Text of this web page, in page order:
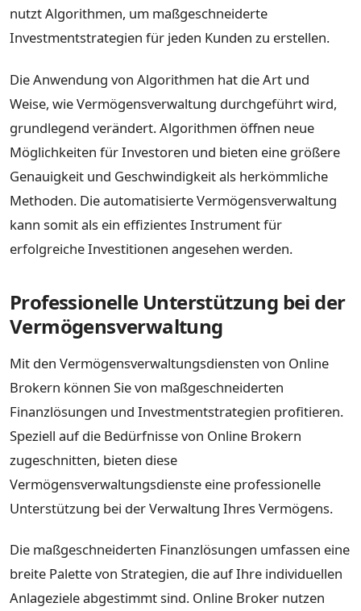
nutzt Algorithmen, um maßgeschneiderte
Investmentstrategien für jeden Kunden zu erstellen.
Die Anwendung von Algorithmen hat die Art und
Weise, wie Vermögensverwaltung durchgeführt wird,
grundlegend verändert. Algorithmen öffnen neue
Möglichkeiten für Investoren und bieten eine größere
Genauigkeit und Geschwindigkeit als herkömmliche
Methoden. Die automatisierte Vermögensverwaltung
kann somit als ein effizientes Instrument für
erfolgreiche Investitionen angesehen werden.
Professionelle Unterstützung bei der
Vermögensverwaltung
Mit den Vermögensverwaltungsdiensten von Online
Brokern können Sie von maßgeschneiderten
Finanzlösungen und Investmentstrategien profitieren.
Speziell auf die Bedürfnisse von Online Brokern
zugeschnitten, bieten diese
Vermögensverwaltungsdienste eine professionelle
Unterstützung bei der Verwaltung Ihres Vermögens.
Die maßgeschneiderten Finanzlösungen umfassen eine
breite Palette von Strategien, die auf Ihre individuellen
Anlageziele abgestimmt sind. Online Broker nutzen